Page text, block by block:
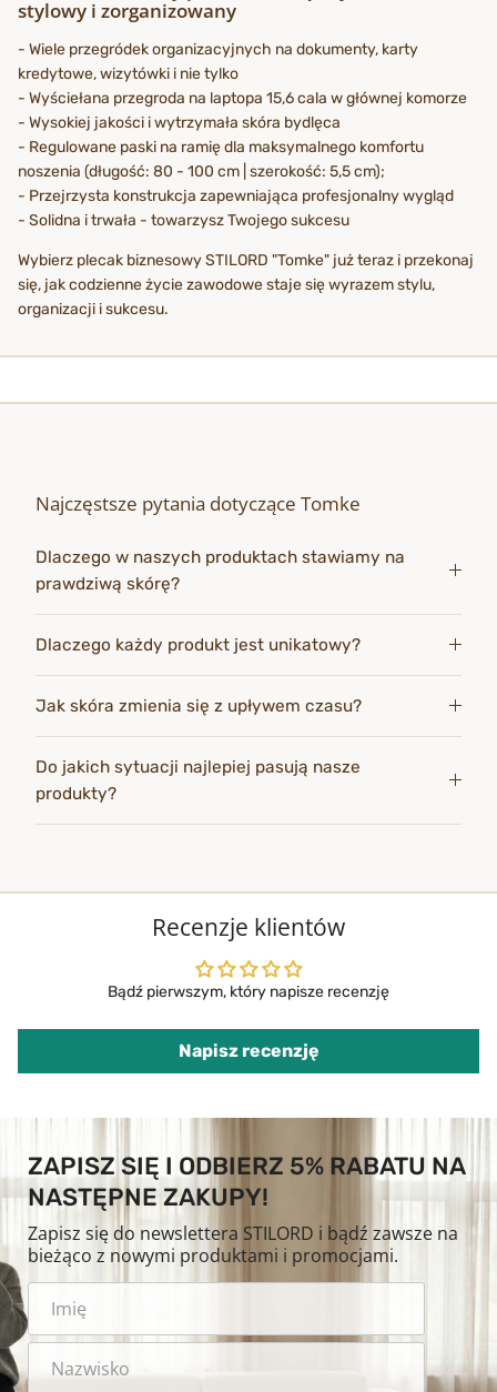
stylowy i zorganizowany
- Wiele przegródek organizacyjnych na dokumenty, karty
kredytowe, wizytówki i nie tylko
- Wyściełana przegroda na laptopa 15,6 cala w głównej komorze
- Wysokiej jakości i wytrzymała skóra bydlęca
- Regulowane paski na ramię dla maksymalnego komfortu
noszenia (długość: 80 - 100 cm | szerokość: 5,5 cm);
- Przejrzysta konstrukcja zapewniająca profesjonalny wygląd
- Solidna i trwała - towarzysz Twojego sukcesu
Wybierz plecak biznesowy STILORD "Tomke" już teraz i przekonaj
się, jak codzienne życie zawodowe staje się wyrazem stylu,
organizacji i sukcesu.
Najczęstsze pytania dotyczące Tomke
Dlaczego w naszych produktach stawiamy na
prawdziwą skórę?
Dlaczego każdy produkt jest unikatowy?
Jak skóra zmienia się z upływem czasu?
Do jakich sytuacji najlepiej pasują nasze
produkty?
Recenzje klientów
Bądź pierwszym, który napisze recenzję
Napisz recenzję
ZAPISZ SIĘ I ODBIERZ 5% RABATU NA
NASTĘPNE ZAKUPY!
Zapisz się do newslettera STILORD i bądź zawsze na
bieżąco z nowymi produktami i promocjami.